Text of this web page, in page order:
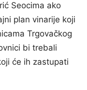
Seocima ako
plan vinarije koji
Trgovačkog
bi trebali
će ih zastupati